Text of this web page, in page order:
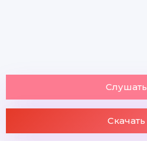
Слушать
Скачать